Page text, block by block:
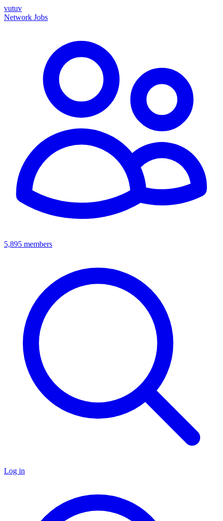
vutuv
Network Jobs
5,895 members
Log in